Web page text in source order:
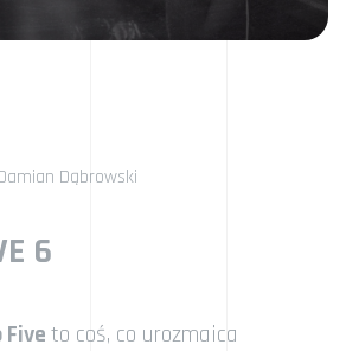
Dąbrowski
6
to coś, co urozmaica